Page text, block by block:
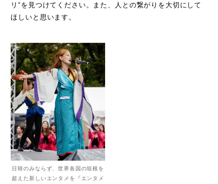
リ”を見つけてください。また、人との繋がりを大切にして
ほしいと思います。
日韓のみならず、世界各国の垣根を
超えた新しいエンタメを『エンタメ